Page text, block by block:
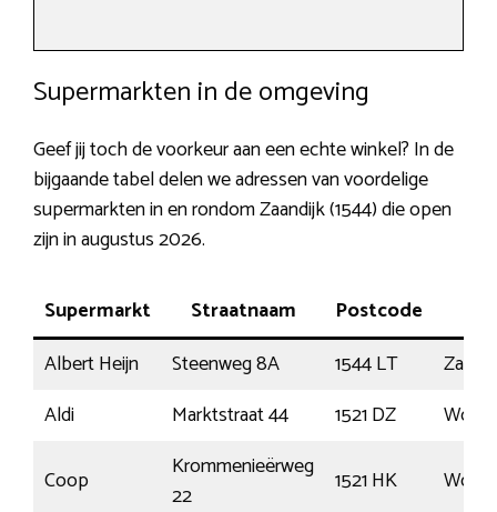
Supermarkten in de omgeving
Geef jij toch de voorkeur aan een echte winkel? In de
bijgaande tabel delen we adressen van voordelige
supermarkten in en rondom Zaandijk (1544) die open
zijn in augustus 2026.
Supermarkt Straatnaam Postcode
Albert Heijn
Steenweg 8A 1544 LT
Aldi
Marktstraat 44 1521 DZ
Coop
Krommenieërweg
22
1521 HK